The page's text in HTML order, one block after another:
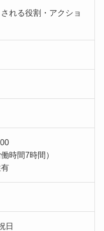
れる役割・アクショ
時間7時間）
日